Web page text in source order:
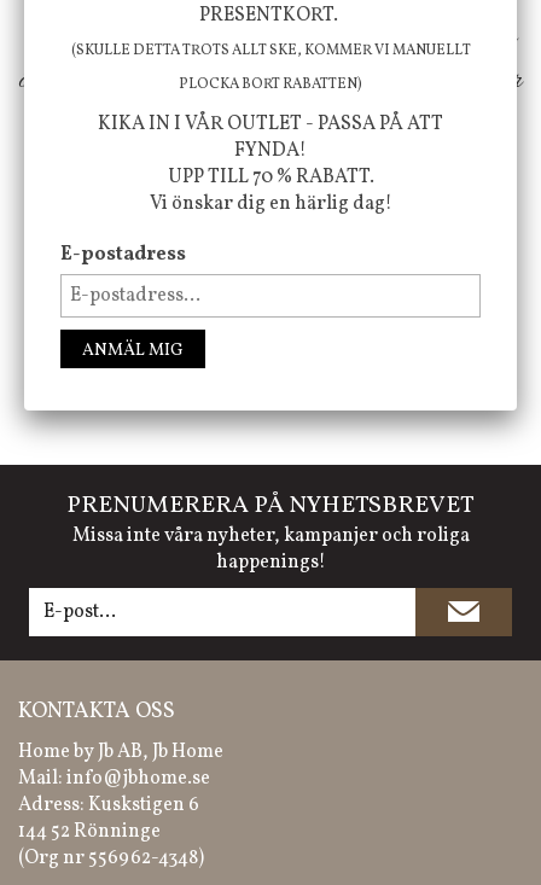
erbjuder vi omsorgsfullt utvalda produkter som
ökar trivsel i ditt hem och ger det lilla extra för
att öka ditt välmående!
PRENUMERERA PÅ NYHETSBREVET
Missa inte våra nyheter, kampanjer och roliga
happenings!
KONTAKTA OSS
Home by Jb AB, Jb Home
Mail:info@jbhome.se
Adress: Kuskstigen 6
144 52 Rönninge
(Org nr 556962-4348)
PRESENTKORT.
(SKULLE DETTA TROTS ALLT SKE, KOMMER VI MANUELLT
PLOCKA BORT RABATTEN)
KIKA IN I VÅR OUTLET - PASSA PÅ ATT
FYNDA!
UPP TILL 70 % RABATT.
Vi önskar dig en härlig dag!
E-postadress
ANMÄL MIG